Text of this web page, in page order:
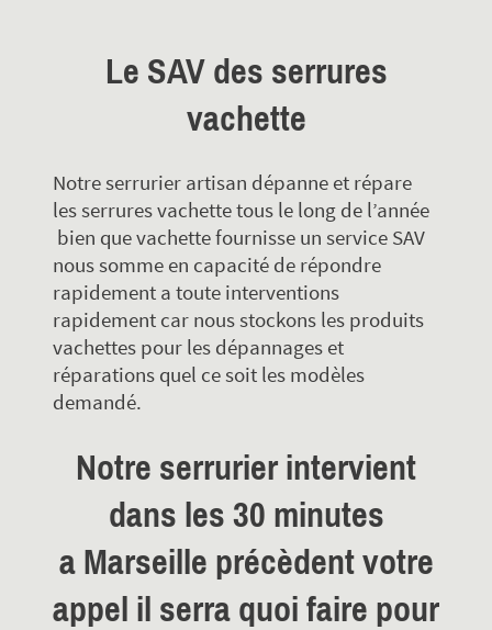
Le SAV des serrures
vachette
Notre serrurier artisan dépanne et répare
les serrures vachette tous le long de l’année
bien que vachette fournisse un service SAV
nous somme en capacité de répondre
rapidement a toute interventions
rapidement car nous stockons les produits
vachettes pour les dépannages et
réparations quel ce soit les modèles
demandé.
Notre serrurier intervient
dans les 30 minutes
a Marseille précèdent votre
appel il serra quoi faire pour